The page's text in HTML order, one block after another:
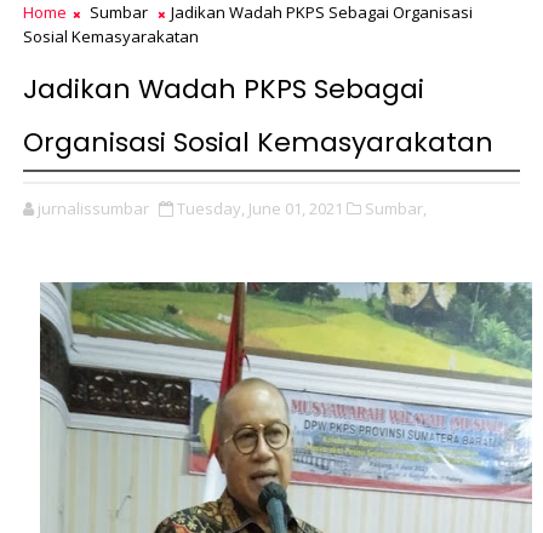
Home Sumbar
Jadikan Wadah PKPS Sebagai Organisasi
Sosial Kemasyarakatan
Jadikan Wadah PKPS Sebagai
Organisasi Sosial Kemasyarakatan
jurnalissumbar Tuesday, June 01, 2021 Sumbar,